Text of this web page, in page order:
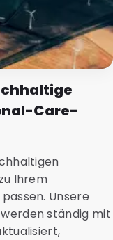
Care-
Ihrem
Unsere
ständig mit